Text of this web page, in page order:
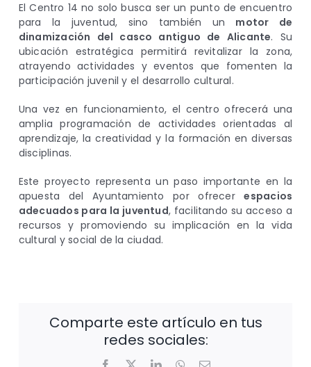
El Centro 14 no solo busca ser un punto de encuentro
para la juventud, sino también un motor de
dinamización del casco antiguo de Alicante. Su
ubicación estratégica permitirá revitalizar la zona,
atrayendo actividades y eventos que fomenten la
participación juvenil y el desarrollo cultural.
Una vez en funcionamiento, el centro ofrecerá una
amplia programación de actividades orientadas al
aprendizaje, la creatividad y la formación en diversas
disciplinas.
Este proyecto representa un paso importante en la
apuesta del Ayuntamiento por ofrecerespacios
adecuados para la juventud, facilitando su acceso a
recursos y promoviendo su implicación en la vida
cultural y social de la ciudad.
Comparte este artículo en tus
redes sociales:
Facebook
X LinkedInWhatsApp
Correo